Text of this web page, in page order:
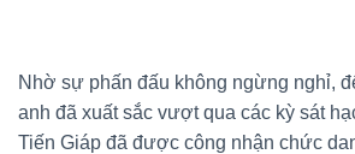
Nhờ sự phấn đấu không ngừng nghỉ,
anh đã xuất sắc vượt qua các kỳ sát
Tiến Giáp đã được công nhận chức